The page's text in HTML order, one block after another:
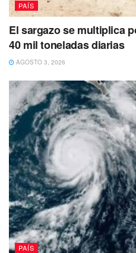
PAÍS
El sargazo se multiplica
40 mil toneladas diarias
AGOSTO 3, 2026
PAÍS